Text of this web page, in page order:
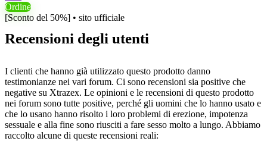
Ordine
[Sconto del 50%] • sito ufficiale
Recensioni degli utenti
I clienti che hanno già utilizzato questo prodotto danno
testimonianze nei vari forum. Ci sono recensioni sia positive che
negative su Xtrazex. Le opinioni e le recensioni di questo prodotto
nei forum sono tutte positive, perché gli uomini che lo hanno usato e
che lo usano hanno risolto i loro problemi di erezione, impotenza
sessuale e alla fine sono riusciti a fare sesso molto a lungo. Abbiamo
raccolto alcune di queste recensioni reali: